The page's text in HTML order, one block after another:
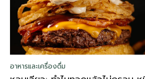
อาหารและเครื่องดื่ม